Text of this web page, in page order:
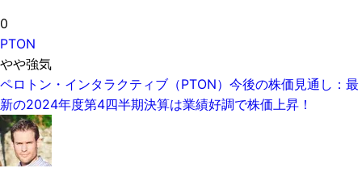
0
PTON
やや強気
ペロトン・インタラクティブ（PTON）今後の株価見通し：最
新の2024年度第4四半期決算は業績好調で株価上昇！